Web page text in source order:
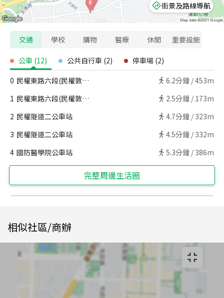
街景及路線導航
交通 學校 購物 醫療 休閒 重要設施
公車 (12) 公共自行車 (2) 停車場 (2)
0 民權東路六段(民權敦品)公車站 6.2分鐘 /453m
1 民權東路六段(民權敦品)公車站 2.5分鐘 / 173m
2 民權隧道二公車站 4.7分鐘 / 323m
3 民權隧道二公車站 4.5分鐘 / 332m
4 國防醫學院公車站 5.3分鐘 / 386m
完整周邊生活圈
相似社區/商辦